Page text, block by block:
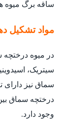
ساقه برگ
مواد تشکیل
در میوه درختچه
سیتریک،
سماق نیز
وجود دارد.